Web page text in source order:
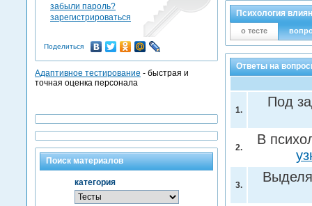
Психология
о тесте
Ответы на
1.
Под
2.
В
3.
забыли пароль?
зарегистрироваться
Поделиться
Адаптивное тестирование - быстрая и
точная оценка персонала
Поиск материалов
категория